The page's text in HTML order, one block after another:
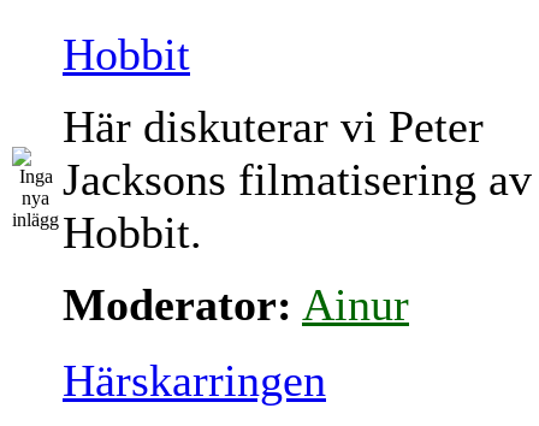
Hobbit
Här diskuterar vi Peter
Jacksons filmatisering
Hobbit.
Moderator: Ainur
Härskarringen